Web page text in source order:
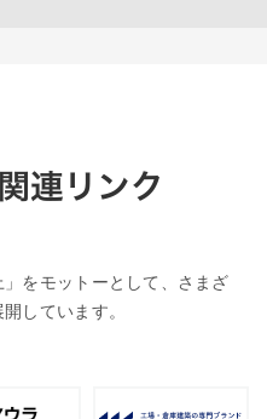
」をモットーとして、さまざ
しています。